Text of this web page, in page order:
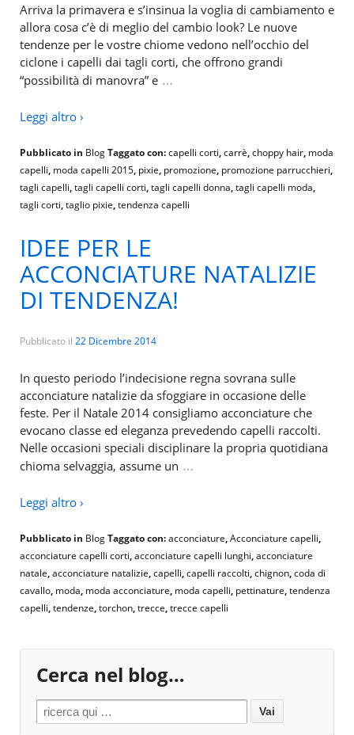
Arriva la primavera e s’insinua la voglia di cambiamento e
allora cosa c’è di meglio del cambio look? Le nuove
tendenze per le vostre chiome vedono nell’occhio del
ciclone i capelli dai tagli corti, che offrono grandi
“possibilità di manovra” e …
Leggi altro ›
Pubblicato in BlogTaggato con:capelli corti,carrè,choppy hair, moda
capelli, moda capelli 2015, pixie, promozione, promozione parrucchieri,
tagli capelli,tagli capelli corti,tagli capelli donna,tagli capelli moda,
tagli corti,taglio pixie,tendenza capelli
IDEE PER LE
ACCONCIATURE NATALIZIE
DI TENDENZA!
Pubblicato il 22 Dicembre 2014
In questo periodo l’indecisione regna sovrana sulle
acconciature natalizie da sfoggiare in occasione delle
feste. Per il Natale 2014 consigliamo acconciature che
evocano classe ed eleganza prevedendo capelli raccolti.
Nelle occasioni speciali disciplinare la propria quotidiana
chioma selvaggia, assume un …
Leggi altro ›
Pubblicato in BlogTaggato con:acconciature,Acconciature capelli,
acconciature capelli corti,acconciature capelli lunghi,acconciature
natale,acconciature natalizie,capelli,capelli raccolti,chignon,coda di
cavallo, moda, moda acconciature, moda capelli, pettinature,tendenza
capelli,tendenze,torchon,trecce,trecce capelli
Cerca nel blog…
Search for: